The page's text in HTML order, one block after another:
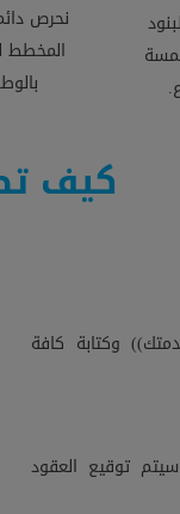
نحرص
المخطط
كيف
وكتابة كافة
توقيع العقود